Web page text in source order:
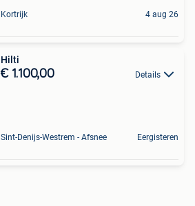
Kortrijk 4 aug 26
Hilti
€ 1.100,00 Details
Sint-Denijs-Westrem - Afsnee Eergisteren